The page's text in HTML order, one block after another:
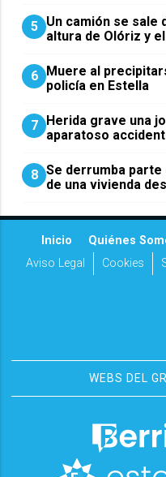
5 Un camión se sale
altura de Olóriz y
6
Muere al
policía en Estella
7
Herida grave una
aparatoso
8 Se derrumba
de una vivienda
Inicio Quiénes
Aviso Legal
Cookies
WEBS DEL